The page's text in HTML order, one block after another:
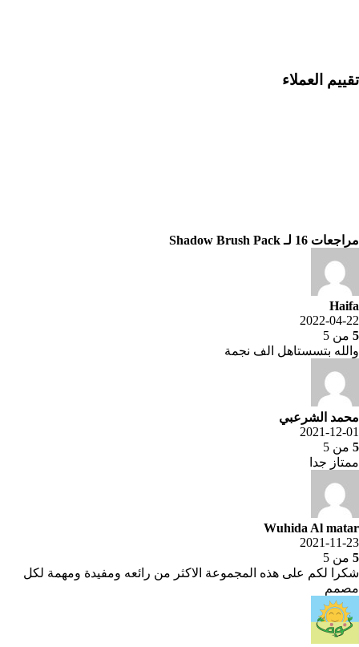
تقييم العملاء
مراجعات 16 لـ Shadow Brush Pack
Haifa
2022-04-22
5 من 5
والله بتسستاهل الف نجمة
محمد الشرعبي
2021-12-01
5 من 5
ممتاز جدا
Wuhida Al matar
2021-11-23
5 من 5
شكرا لكم على هذه المجموعة الاكثر من رائعه ومفيدة ومهمة لكل
مصمم